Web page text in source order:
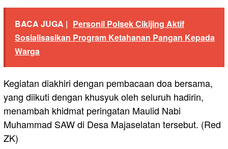
BACA JUGA | Personil Polsek Cikijing Aktif
Sosialisasikan Program Ketahanan Pangan Kepada
Warga
Kegiatan diakhiri dengan pembacaan doa bersama,
yang diikuti dengan khusyuk oleh seluruh hadirin,
menambah khidmat peringatan Maulid Nabi
Muhammad SAW di Desa Majaselatan tersebut. (Red
ZK)